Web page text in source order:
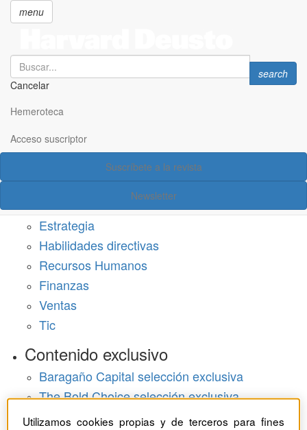
principal
menu
Search
Cancelar
Search
search
Hemeroteca
Acceso suscriptor
Suscríbete a la revista
Newsletter
Acceso suscriptor
Estrategia
Habilidades directivas
Recursos Humanos
Finanzas
Ventas
Tic
Contenido exclusivo
Baragaño Capital selección exclusiva
The Bold Choice selección exclusiva
Top Employers selección exclusiva
Utilizamos cookies propias y de terceros para fines